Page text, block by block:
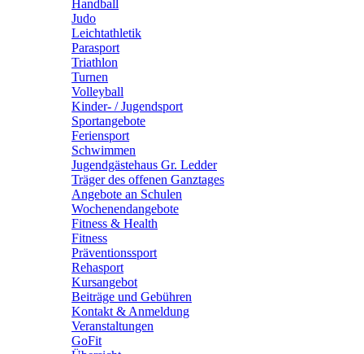
Handball
Judo
Leichtathletik
Parasport
Triathlon
Turnen
Volleyball
Kinder- / Jugendsport
Sportangebote
Feriensport
Schwimmen
Jugendgästehaus Gr. Ledder
Träger des offenen Ganztages
Angebote an Schulen
Wochenendangebote
Fitness & Health
Fitness
Präventionssport
Rehasport
Kursangebot
Beiträge und Gebühren
Kontakt & Anmeldung
Veranstaltungen
GoFit